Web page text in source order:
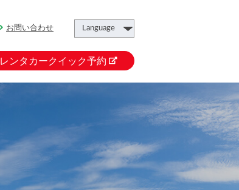
お問い合わせ
レンタカークイック予約